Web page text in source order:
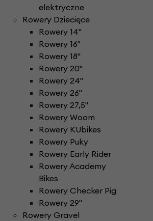
Rowery Składane
Rowery Tandem
Rowery Trójkołowe
Rowerki biegowe
Rowery Cargo / transportowe
Części do rowerów elektrycznych
Dzwonki rowerowe
F oteliki rowerowe
Hamulce rowerowe
Kasety i wolnobiegi
Kaski rowerowe
elektryczne
Rowery Dziecięce
Rowery 14''
Rowery 16''
Rowery 18''
Rowery 20''
Rowery 24''
Rowery 26"
Rowery 27,5"
Rowery Woom
Rowery KUbikes
Rowery Puky
Rowery Early Rider
Rowery Academy
Bikes
Rowery Checker Pig
Rowery 29"
Rowery Gravel